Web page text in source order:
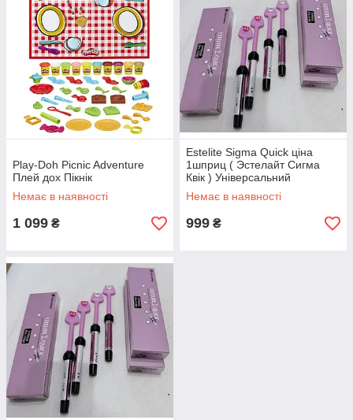
Play-Doh Picnic Adventure
Плей дох Пікнік
Немає в наявності
1 099 ₴
Estelite Sigma Quick ціна
1шприц ( Эстелайт Сигма
Квік ) Універсальний
композит шприц DENTAL 2
шт А2 ,1 шт А3, 2 шт ОА2, 2
Немає в наявності
999 ₴